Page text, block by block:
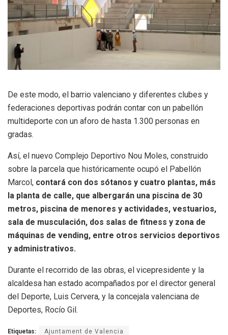
De este modo, el barrio valenciano y diferentes clubes y
federaciones deportivas podrán contar con un pabellón
multideporte con un aforo de hasta 1.300 personas en
gradas.
Así, el nuevo Complejo Deportivo Nou Moles, construido
sobre la parcela que históricamente ocupó el Pabellón
Marcol, contará con dos sótanos y cuatro plantas, más
la planta de calle, que albergarán una piscina de 30
metros, piscina de menores y actividades, vestuarios,
sala de musculación, dos salas de fitness y zona de
máquinas de vending, entre otros servicios deportivos
y administrativos.
Durante el recorrido de las obras, el vicepresidente y la
alcaldesa han estado acompañados por el director general
del Deporte, Luis Cervera, y la concejala valenciana de
Deportes, Rocío Gil.
Etiquetas: Ajuntament de Valencia